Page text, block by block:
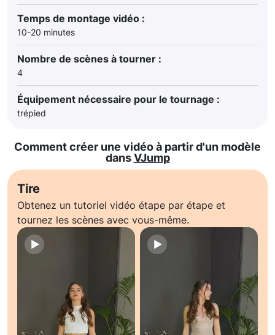
Temps de montage vidéo :
10-20 minutes
Nombre de scènes à tourner :
4
Équipement nécessaire pour le tournage :
trépied
Comment créer une vidéo à partir d'un modèle
dansVJump
Tire
Obtenez un tutoriel vidéo étape par étape et
tournez les scènes avec vous-même.